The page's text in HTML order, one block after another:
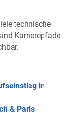
technische
Karrierepfade
in
& Paris